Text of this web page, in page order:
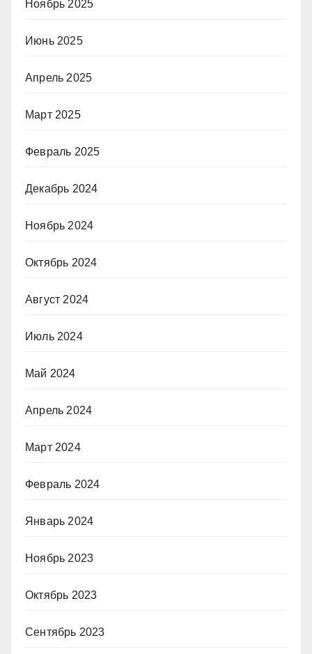
Ноябрь 2025
Июнь 2025
Апрель 2025
Март 2025
Февраль 2025
Декабрь 2024
Ноябрь 2024
Октябрь 2024
Август 2024
Июль 2024
Май 2024
Апрель 2024
Март 2024
Февраль 2024
Январь 2024
Ноябрь 2023
Октябрь 2023
Сентябрь 2023